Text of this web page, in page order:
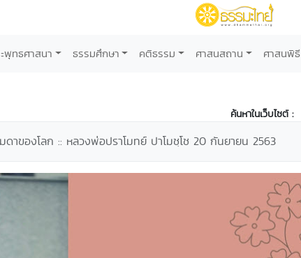
พุทธศาสนา ธรรมศึกษา คติธรรม ศาสนสถาน ศาสนพิธี
ค้นหาในเว็บไซต์ :
ดาของโลก :: หลวงพ่อปราโมทย์ ปาโมชฺโช 20 กันยายน 2563